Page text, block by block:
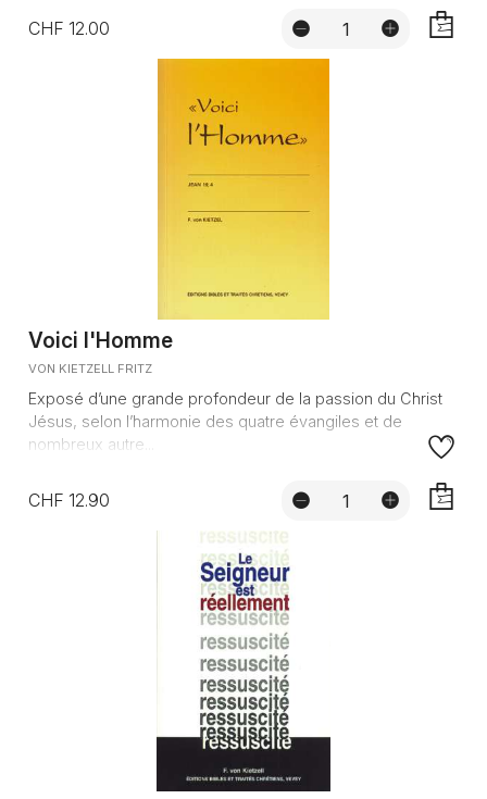
CHF 12.00
Voici l'Homme
VON KIETZELL FRITZ
Exposé d’une grande profondeur de la passion du Christ
Jésus, selon l’harmonie des quatre évangiles et de
nombreux autre...
CHF 12.90